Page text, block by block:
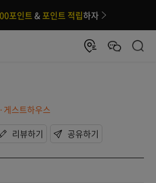
포인트&포인트 적립하자
게스트하우스
리뷰하기 공유하기